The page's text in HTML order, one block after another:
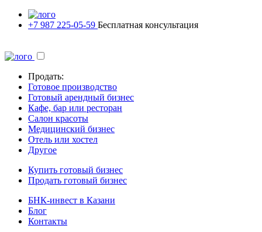
+7 987 225-05-59 Бесплатная консультация
Продать:
Готовое производство
Готовый арендный бизнес
Кафе, бар или ресторан
Салон красоты
Медицинский бизнес
Отель или хостел
Другое
Купить готовый бизнес
Продать готовый бизнес
БНК-инвест в Казани
Блог
Контакты